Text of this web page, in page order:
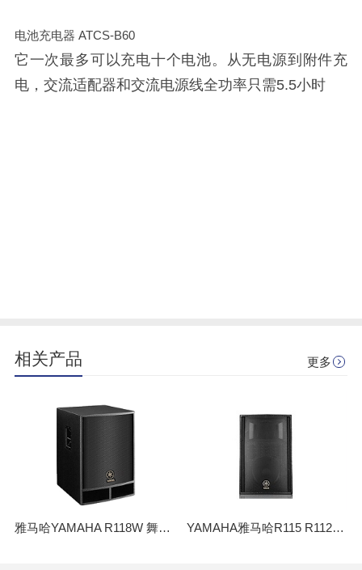
电池充电器 ATCS-B60
它一次最多可以充电十个电池。从无电源到附件充
电，交流适配器和交流电源线全功率只需5.5小时
相关产品 更多
雅马哈YAMAHA R118W 舞台演出多媒体教室会议多功能厅 大功率音箱 YAMAHA雅马哈R115 R112 专业音响设备 演出舞台KTV会议户外音箱